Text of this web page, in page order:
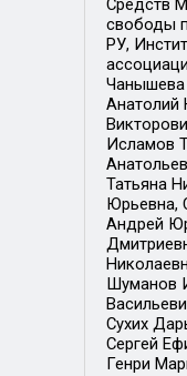
Средств
свободы
РУ,
Чанышева
Анатолий
Исламов
Татьяна
Юрьевна,
Андрей
Шуманов
Сухих
Сергей
Генри